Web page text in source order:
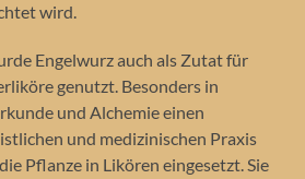
wird.
Engelwurz auch als Zutat für
genutzt. Besonders in
und Alchemie einen
und medizinischen Praxis
Pflanze in Likören eingesetzt. Sie